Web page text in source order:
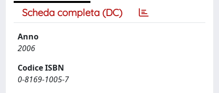
Scheda completa (DC)
Anno
2006
Codice ISBN
0-8169-1005-7